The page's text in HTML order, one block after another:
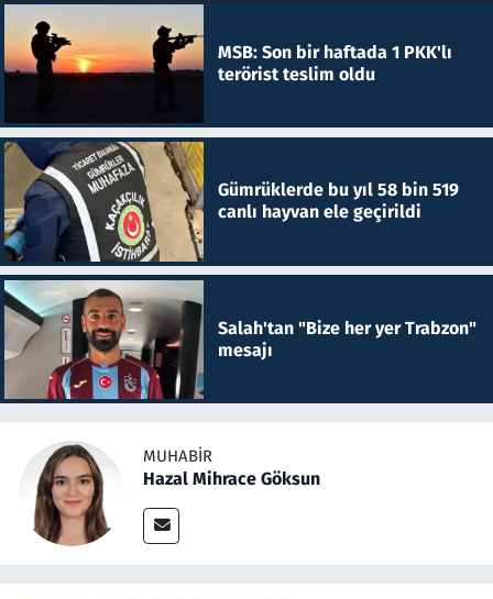
MSB: Son bir haftada 1 PKK'lı
terörist teslim oldu
Gümrüklerde bu yıl 58 bin 519
canlı hayvan ele geçirildi
Salah'tan "Bize her yer Trabzon"
mesajı
MUHABIR
Hazal Mihrace Göksun